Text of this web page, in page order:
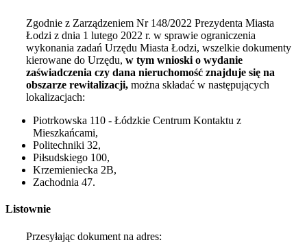
Zgodnie z Zarządzeniem Nr 148/2022 Prezydenta Miasta
Łodzi z dnia 1 lutego 2022 r. w sprawie ograniczenia
wykonania zadań Urzędu Miasta Łodzi, wszelkie dokumenty
kierowane do Urzędu, w tym wnioski o wydanie
zaświadczenia czy dana nieruchomość znajduje się na
obszarze rewitalizacji, można składać w następujących
lokalizacjach:
Piotrkowska 110 - Łódzkie Centrum Kontaktu z
Mieszkańcami,
Politechniki 32,
Piłsudskiego 100,
Krzemieniecka 2B,
Zachodnia 47.
Listownie
Przesyłając dokument na adres: